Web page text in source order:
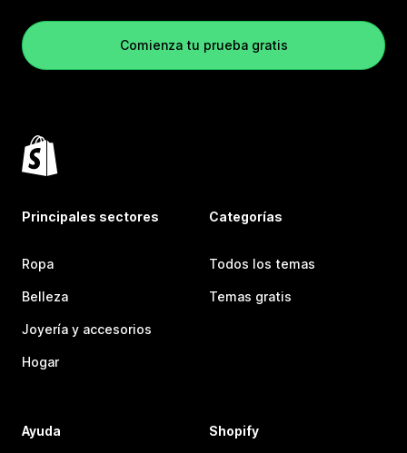
Comienza tu prueba gratis
Principales sectores
Ropa
Belleza
Joyería y accesorios
Hogar
Categorías
Todos los temas
Temas gratis
Ayuda Shopify